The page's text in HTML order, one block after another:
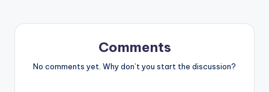
Comments
No comments yet. Why don’t you start the discussion?